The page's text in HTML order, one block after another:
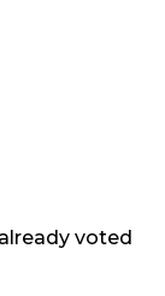
voted